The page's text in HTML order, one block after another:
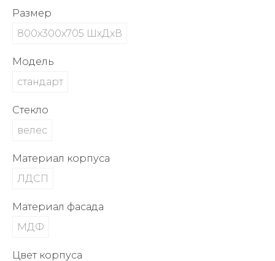
Размер
800х300х705 ШхДхВ
Модель
стандарт
Стекло
велес
Материал корпуса
ЛДСП
Материал фасада
МДФ
Цвет корпуса
об оплате Плайтом